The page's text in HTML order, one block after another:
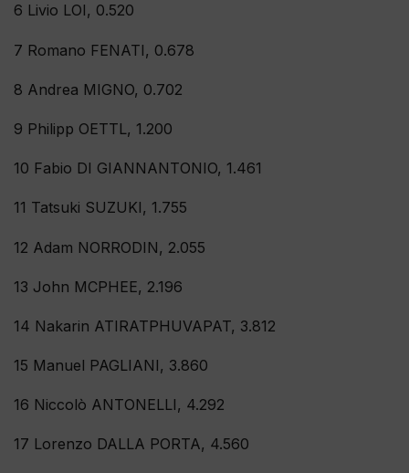
6 Livio LOI, 0.520
7 Romano FENATI, 0.678
8 Andrea MIGNO, 0.702
9 Philipp OETTL, 1.200
10 Fabio DI GIANNANTONIO, 1.461
11 Tatsuki SUZUKI, 1.755
12 Adam NORRODIN, 2.055
13 John MCPHEE, 2.196
14 Nakarin ATIRATPHUVAPAT, 3.812
15 Manuel PAGLIANI, 3.860
16 Niccolò ANTONELLI, 4.292
17 Lorenzo DALLA PORTA, 4.560